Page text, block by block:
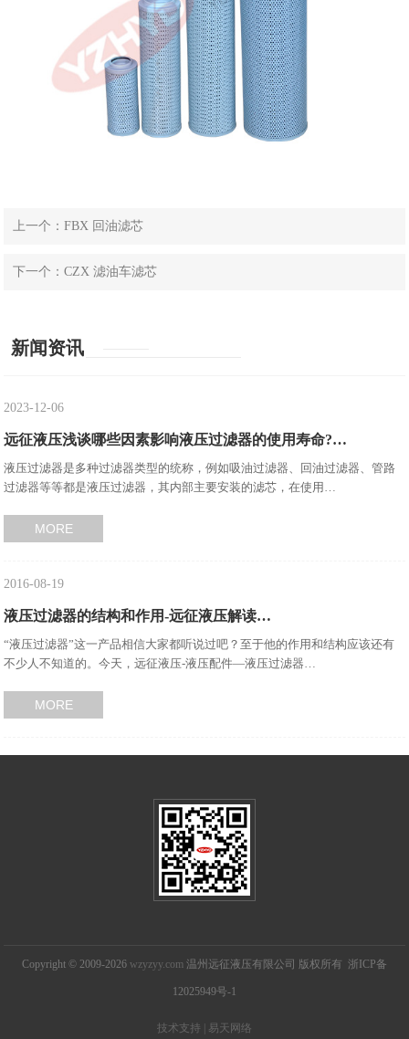
上一个：FBX 回油滤芯
下一个：CZX 滤油车滤芯
新闻资讯
2023-12-06
远征液压浅谈哪些因素影响液压过滤器的使用寿命?…
液压过滤器是多种过滤器类型的统称，例如吸油过滤器、回油过滤器、管路
过滤器等等都是液压过滤器，其内部主要安装的滤芯，在使用…
MORE
2016-08-19
液压过滤器的结构和作用-远征液压解读…
“液压过滤器”这一产品相信大家都听说过吧？至于他的作用和结构应该还有
不少人不知道的。今天，远征液压-液压配件—液压过滤器…
MORE
Copyright © 2009-2026 wzyzyy.com 温州远征液压有限公司 版权所有 浙ICP备
12025949号-1
技术支持 | 易天网络